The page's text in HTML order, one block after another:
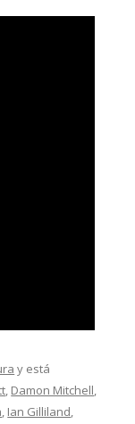
y está
, Damon Mitchell,
, Ian Gilliland,